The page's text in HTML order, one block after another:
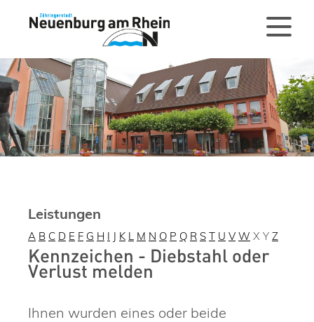
Leistungen
A B C D E F G H I J K L M N O P Q R S T U V W X Y Z
Kennzeichen - Diebstahl oder
Verlust melden
Ihnen wurden eines oder beide